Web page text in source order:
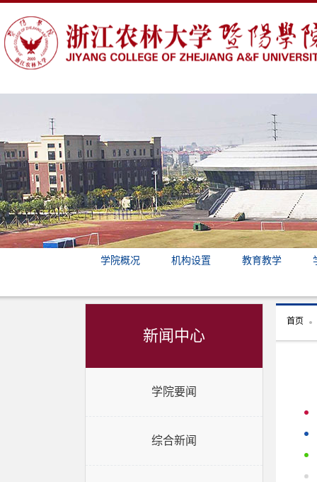
学院概况 机构设置 教育教学
新闻中心
学院要闻
综合新闻
首页